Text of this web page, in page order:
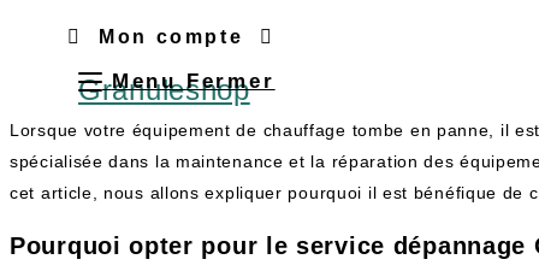
Mon compte
Granuleshop
Menu Fermer
Lorsque votre équipement de chauffage tombe en panne, il
spécialisée dans la maintenance et la réparation des
cet article, nous allons expliquer pourquoi il est bénéfique de
Pourquoi opter pour le service dépannage